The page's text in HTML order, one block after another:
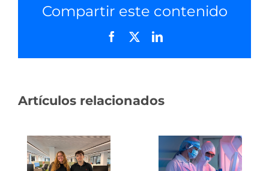
Compartir este contenido
Facebook LinkedIn
Artículos relacionados